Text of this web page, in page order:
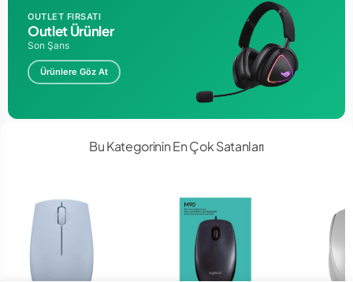
OUTLET FIRSATI
Outlet Ürünler
Son Şans
Ürünlere Göz At
Bu Kategorinin En Çok Satanları